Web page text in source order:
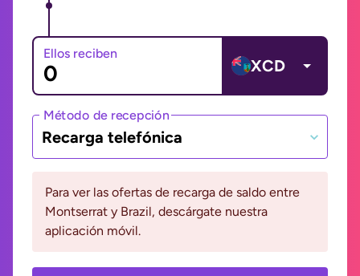
Ellos reciben
XCD
Método de recepción
Recarga telefónica
Para ver las ofertas de recarga de saldo entre
Montserrat y Brazil, descárgate nuestra
aplicación móvil.